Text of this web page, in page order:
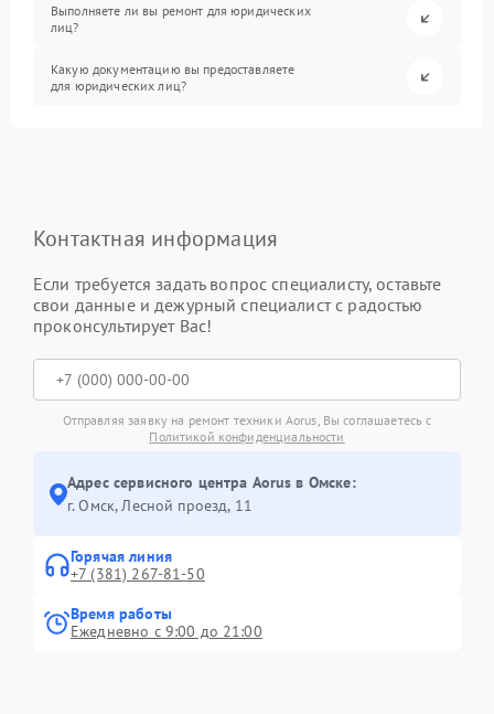
Выполняете ли вы ремонт для юридических
лиц?
Какую документацию вы предоставляете
для юридических лиц?
Контактная информация
Если требуется задать вопрос специалисту, оставьте
свои данные и дежурный специалист с радостью
проконсультирует Вас!
Отправляя заявку на ремонт техники Aorus, Вы соглашаетесь с
Политикой конфиденциальности
Адрес сервисного центра Aorus в Омске:
г. Омск, ​Лесной проезд, 11
Горячая линия
+7 (381) 267-81-50
Время работы
Ежедневно с 9:00 до 21:00